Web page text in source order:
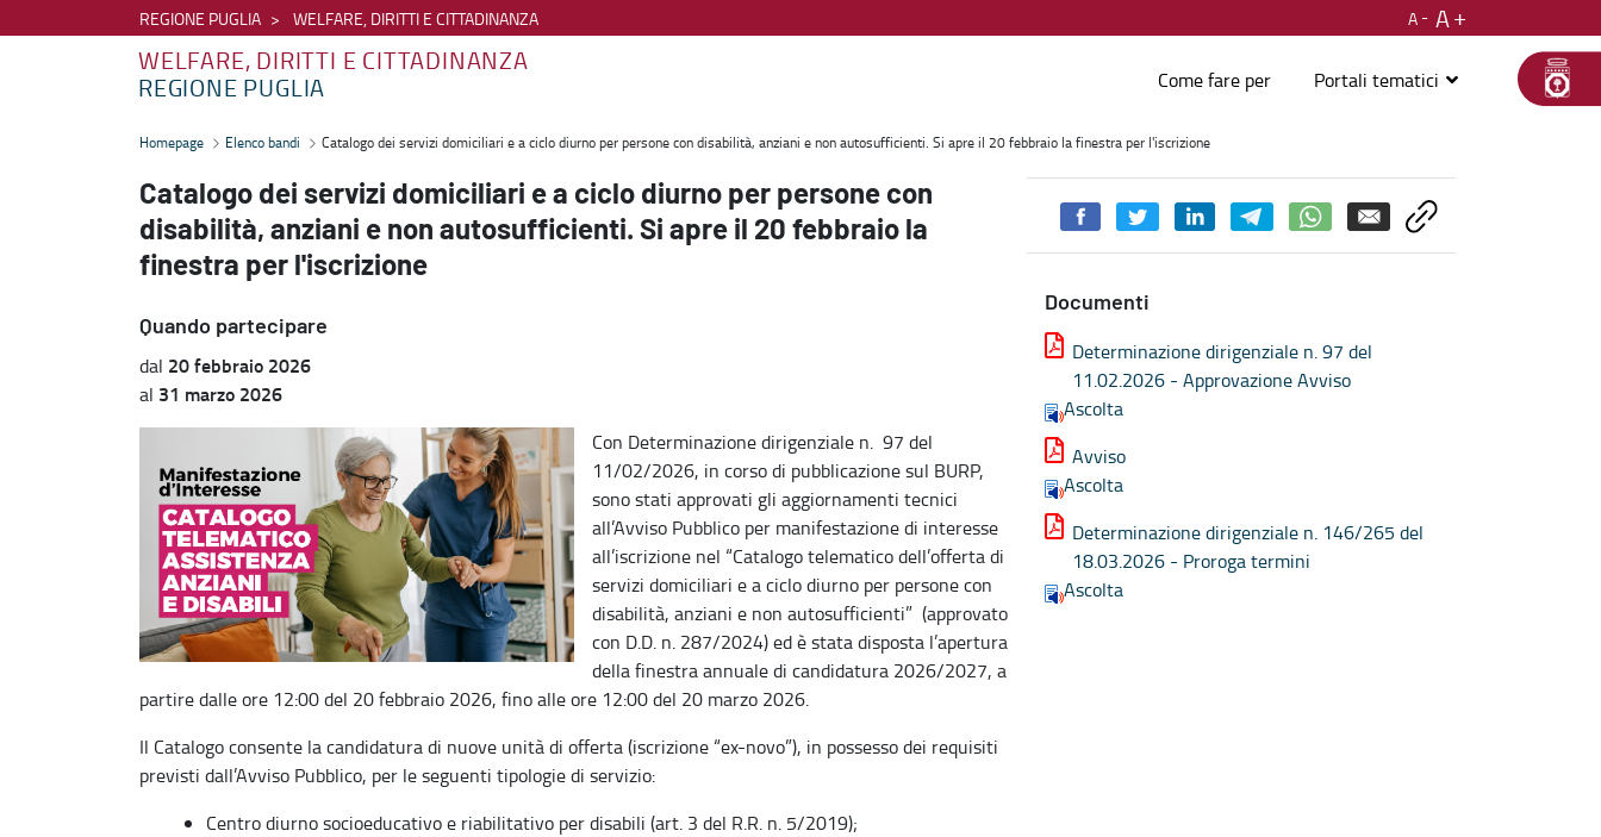
REGIONE PUGLIA WELFARE, DIRITTI E CITTADINANZA A
A
WELFARE, DIRITTI E CITTADINANZA
REGIONE PUGLIA
Come fare per Portali tematici
Catalogo dei servizi domiciliari e a ciclo diurno per persone con disabilità, anziani e non autosufficienti. Si apre il 20 febbraio la finestra per l'iscrizione - Welfare, diritti e cittadinanza
Homepage Elenco bandi Catalogo dei servizi domiciliari e a ciclo diurno per persone con disabilità, anziani e non autosufficienti. Si apre il 20 febbraio la finestra per l'iscrizione
Catalogo dei servizi domiciliari e a ciclo diurno per persone con
disabilità, anziani e non autosufficienti. Si apre il 20 febbraio la
finestra per l'iscrizione
Quando partecipare
dal 20 febbraio 2026
al 31 marzo 2026
Con Determinazione dirigenziale n. 97 del
11/02/2026, in corso di pubblicazione sul BURP,
sono stati approvati gli aggiornamenti tecnici
all’Avviso Pubblico per manifestazione di interesse
all’iscrizione nel “Catalogo telematico dell’offerta di
servizi domiciliari e a ciclo diurno per persone con
disabilità, anziani e non autosufficienti” (approvato
con D.D. n. 287/2024) ed è stata disposta l’apertura
della finestra annuale di candidatura 2026/2027, a
partire dalle ore 12:00 del 20 febbraio 2026, fino alle ore 12:00 del 20 marzo 2026.
Il Catalogo consente la candidatura di nuove unità di offerta (iscrizione “ex-novo”), in possesso dei requisiti
previsti dall’Avviso Pubblico, per le seguenti tipologie di servizio:
Centro diurno socioeducativo e riabilitativo per disabili (art. 3 del R.R. n. 5/2019);
Documenti
Determinazione dirigenziale n. 97 del
11.02.2026 - Approvazione Avviso
Ascolta
Avviso
Ascolta
Determinazione dirigenziale n. 146/265 del
18.03.2026 - Proroga termini
Ascolta